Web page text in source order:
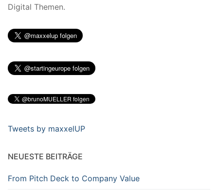
Digital Themen.
Tweets by maxxelUP
NEUESTE BEITRÄGE
From Pitch Deck to Company Value